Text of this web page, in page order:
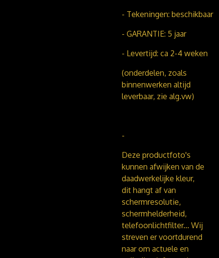
- Tekeningen: beschikbaar
- GARANTIE: 5 jaar
- Levertijd: ca 2-4 weken
(onderdelen, zoals
binnenwerken altijd
leverbaar, zie alg.vw)
-
Deze productfoto's
kunnen afwijken van de
daadwerkelijke kleur,
dit hangt af van
schermresolutie,
schermhelderheid,
telefoonlichtfilter... Wij
streven er voortdurend
naar om actuele en